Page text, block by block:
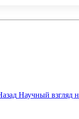
Научный взгляд